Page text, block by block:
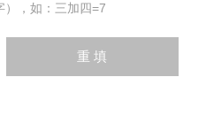
），如：三加四=7